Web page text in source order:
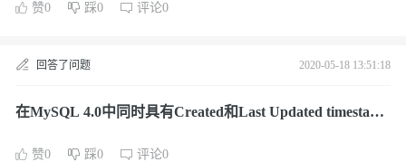
赞0 踩0 评论0
回答了问题 2020-05-18 13:51:18
在MySQL 4.0中同时具有Created和Last Updated timestam?
赞0 踩0 评论0